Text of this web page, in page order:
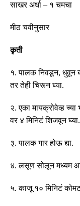
साखर अर्धा – १ चमचा
मीठ चवीनुसार
कृती
१.पालक निवडून, धुवून
तर तेही चिरून घ्या.
२.एका मायक्रोवेव्ह च्या
वर ४ मिनिटं शिजवून घ्या
३.पालक गार होऊ द्या.
४.लसूण सोलून मध्यम
५.काजू १० मिनिटं